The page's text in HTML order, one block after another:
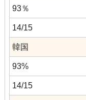
93％
14/15
韓国
93%
14/15